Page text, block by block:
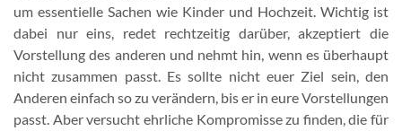
um essentielle Sachen wie Kinder und Hochzeit. Wichtig ist
dabei nur eins, redet rechtzeitig darüber, akzeptiert die
Vorstellung des anderen und nehmt hin, wenn es überhaupt
nicht zusammen passt. Es sollte nicht euer Ziel sein, den
Anderen einfach so zu verändern, bis er in eure Vorstellungen
passt. Aber versucht ehrliche Kompromisse zu finden, die für